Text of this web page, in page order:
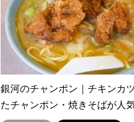
銀河のチャンポン｜チキンカ
たチャンポン・焼きそばが人